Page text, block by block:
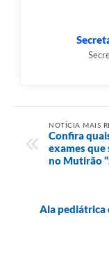
NOTÍCIA MAIS
Confira
exames que
no Mutirão
Ala pediátrica